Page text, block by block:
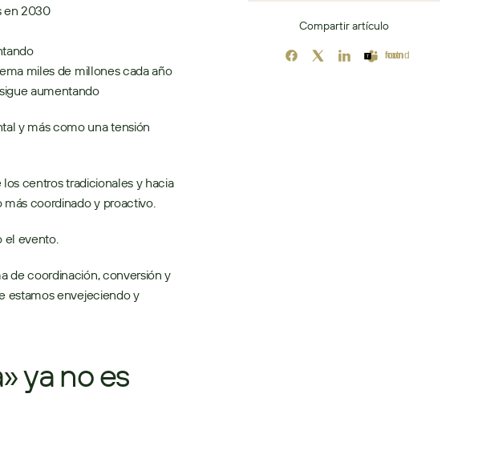
en 2030
miles de millones cada año
aumentando
y más como una tensión
centros tradicionales y hacia
coordinado y proactivo.
el evento.
de coordinación, conversión y
estamos envejeciendo y
ya no es
Compartir artículo
Icon not found